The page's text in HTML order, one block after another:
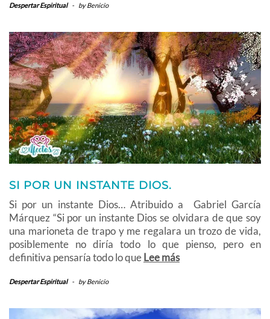
Despertar Espiritual - byBenicio
SI POR UN INSTANTE DIOS.
Si por un instante Dios… Atribuido a Gabriel García
Márquez “Si por un instante Dios se olvidara de que soy
una marioneta de trapo y me regalara un trozo de vida,
posiblemente no diría todo lo que pienso, pero en
definitiva pensaría todo lo queLee más
Despertar Espiritual - byBenicio